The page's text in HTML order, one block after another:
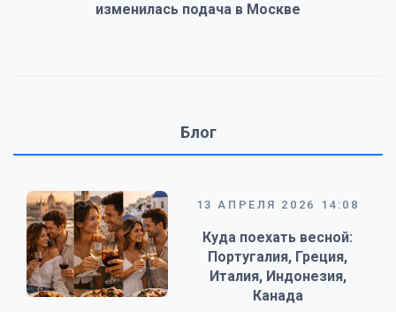
изменилась подача в Москве
Блог
13 АПРЕЛЯ 2026 14:08
Куда поехать весной:
Португалия, Греция,
Италия, Индонезия,
Канада